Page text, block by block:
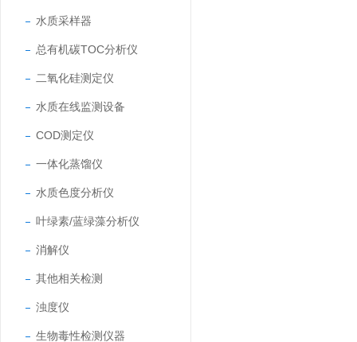
水质采样器
总有机碳TOC分析仪
二氧化硅测定仪
水质在线监测设备
COD测定仪
一体化蒸馏仪
水质色度分析仪
叶绿素/蓝绿藻分析仪
消解仪
其他相关检测
浊度仪
生物毒性检测仪器